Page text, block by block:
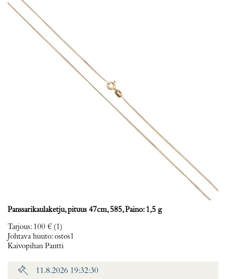
Panssarikaulaketju, pituus 47cm, 585, Paino: 1,5 g
Tarjous: 100 € (1)
Johtava huuto:ostos1
Kaivopihan Pantti
11.8.2026 19:32:30